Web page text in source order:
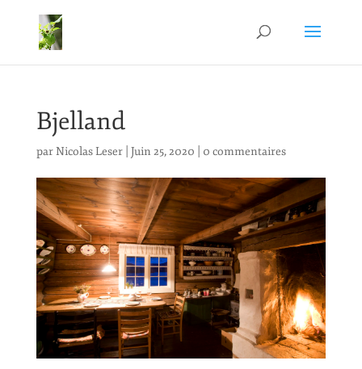
Bjelland
parNicolas Leser| Juin 25, 2020 0 commentaires